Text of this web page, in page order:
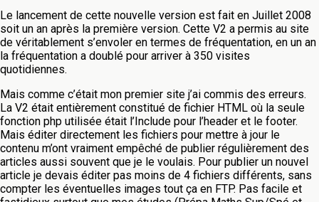
Le lancement de cette nouvelle version est fait en Juillet 2008
soit un an après la première version. Cette V2 a permis au site
de véritablement s’envoler en termes de fréquentation, en un an
la fréquentation a doublé pour arriver à 350 visites
quotidiennes.
Mais comme c’était mon premier site j’ai commis des erreurs.
La V2 était entièrement constitué de fichier HTML où la seule
fonction php utilisée était l’Include pour l’header et le footer.
Mais éditer directement les fichiers pour mettre à jour le
contenu m’ont vraiment empêché de publier régulièrement des
articles aussi souvent que je le voulais. Pour publier un nouvel
article je devais éditer pas moins de 4 fichiers différents, sans
compter les éventuelles images tout ça en FTP. Pas facile et